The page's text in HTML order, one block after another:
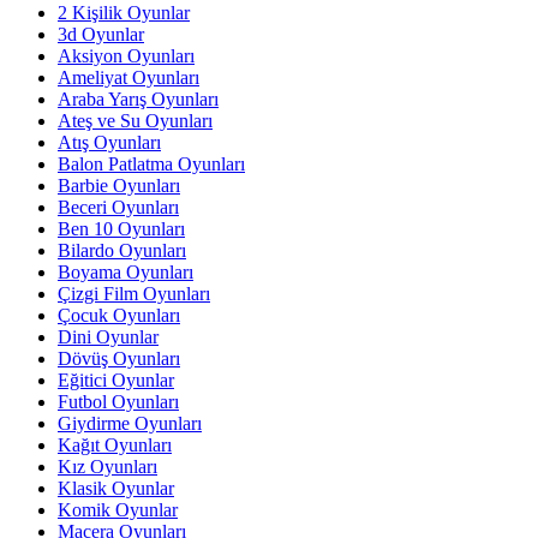
2 Kişilik Oyunlar
3d Oyunlar
Aksiyon Oyunları
Ameliyat Oyunları
Araba Yarış Oyunları
Ateş ve Su Oyunları
Atış Oyunları
Balon Patlatma Oyunları
Barbie Oyunları
Beceri Oyunları
Ben 10 Oyunları
Bilardo Oyunları
Boyama Oyunları
Çizgi Film Oyunları
Çocuk Oyunları
Dini Oyunlar
Dövüş Oyunları
Eğitici Oyunlar
Futbol Oyunları
Giydirme Oyunları
Kağıt Oyunları
Kız Oyunları
Klasik Oyunlar
Komik Oyunlar
Macera Oyunları